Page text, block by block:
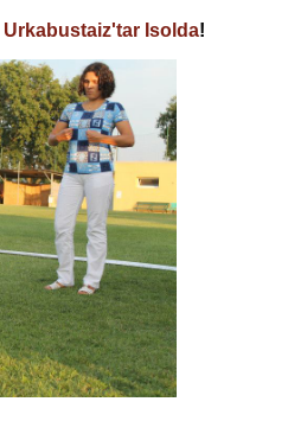
Urkabustaiz'tar Isolda!